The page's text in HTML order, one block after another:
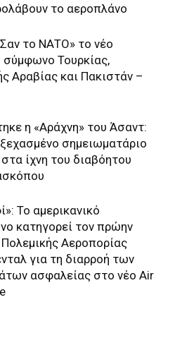
το αεροπλάνο
το ΝΑΤΟ» το νέο
σύμφωνο Τουρκίας,
Αραβίας και Πακιστάν –
η «Αράχνη» του Άσαντ:
σημειωματάριο
ίχνη του διαβόητου
Το αμερικανικό
κατηγορεί τον πρώην
Αεροπορίας
για τη διαρροή των
ασφαλείας στο νέο Air